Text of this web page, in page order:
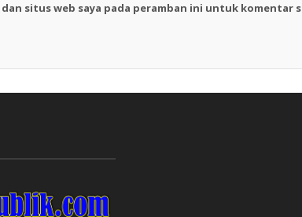
dan situs web saya pada peramban ini untuk komentar